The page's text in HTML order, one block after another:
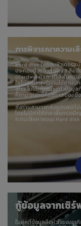
การพิจารณาความเ
Hard disk ในคอมพิวเตอร์จ
ประกอบด้วยสิ่งสำคัญ 3 สิ่ง
(Hardware) และ คำสั่งในกา
ใดไม่สามารถทำงานได้ตามป
disk ไม่ได้หรือแม้แต่ตัวข้อมูล
ก็ตาม เหล่านี้คือสภาวะของ ข้
ซึ่งท่านสามารถส่งอุปกรณ์ที่ข้
โดยไม่มีค่าใช้จ่าย เพื่อตรวจ
ความเสียหายของ Hard disk
กู้ข้อมูลจากเซิร์
ในยุคที่ข้อมูลคือหัวใจของธุรกิ